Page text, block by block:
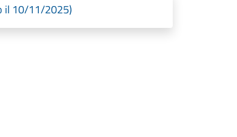
il 10/11/2025)